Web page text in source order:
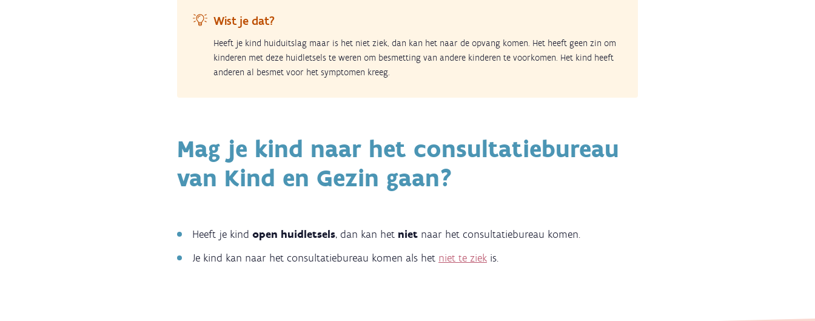
Wist je dat?
Heeft je kind huiduitslag maar is het niet ziek, dan kan het naar de opvang komen. Het heeft geen zin om
kinderen met deze huidletsels te weren om besmetting van andere kinderen te voorkomen. Het kind heeft
anderen al besmet voor het symptomen kreeg.
Mag je kind naar het consultatiebureau
van Kind en Gezin gaan?
Heeft je kind open huidletsels, dan kan het niet naar het consultatiebureau komen.
Je kind kan naar het consultatiebureau komen als het niet te ziek is.